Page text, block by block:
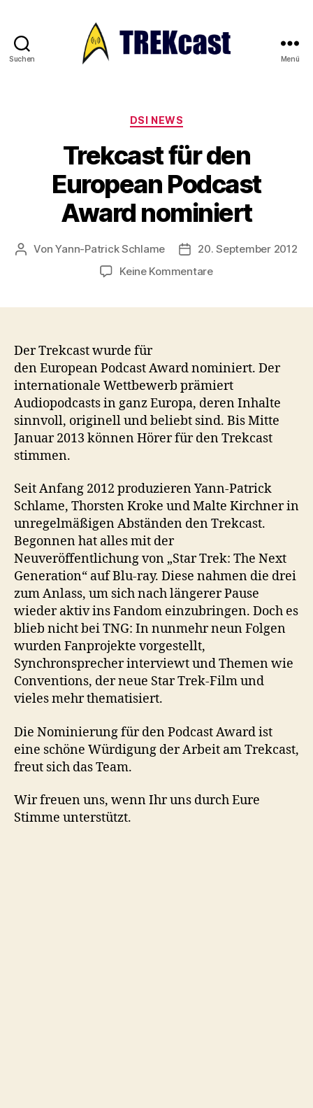
Suchen Menü
Kategorien
DSI NEWS
Trekcast für den
European Podcast
Award nominiert
Beitragsautor
VonYann-Patrick Schlame Veröffentlichungsdatum
20. September 2012
Keine Kommentarezu
Award
nominiert
Der Trekcast wurde für
den European Podcast Award nominiert. Der
internationale Wettbewerb prämiert
Audiopodcasts in ganz Europa, deren Inhalte
sinnvoll, originell und beliebt sind. Bis Mitte
Januar 2013 können Hörer für den Trekcast
stimmen.
Seit Anfang 2012 produzieren Yann-Patrick
Schlame, Thorsten Kroke und Malte Kirchner in
unregelmäßigen Abständen den Trekcast.
Begonnen hat alles mit der
Neuveröffentlichung von „Star Trek: The Next
Generation“ auf Blu-ray. Diese nahmen die drei
zum Anlass, um sich nach längerer Pause
wieder aktiv ins Fandom einzubringen. Doch es
blieb nicht bei TNG: In nunmehr neun Folgen
wurden Fanprojekte vorgestellt,
Synchronsprecher interviewt und Themen wie
Conventions, der neue Star Trek-Film und
vieles mehr thematisiert.
Die Nominierung für den Podcast Award ist
eine schöne Würdigung der Arbeit am Trekcast,
freut sich das Team.
Wir freuen uns, wenn Ihr uns durch Eure
Stimme unterstützt.